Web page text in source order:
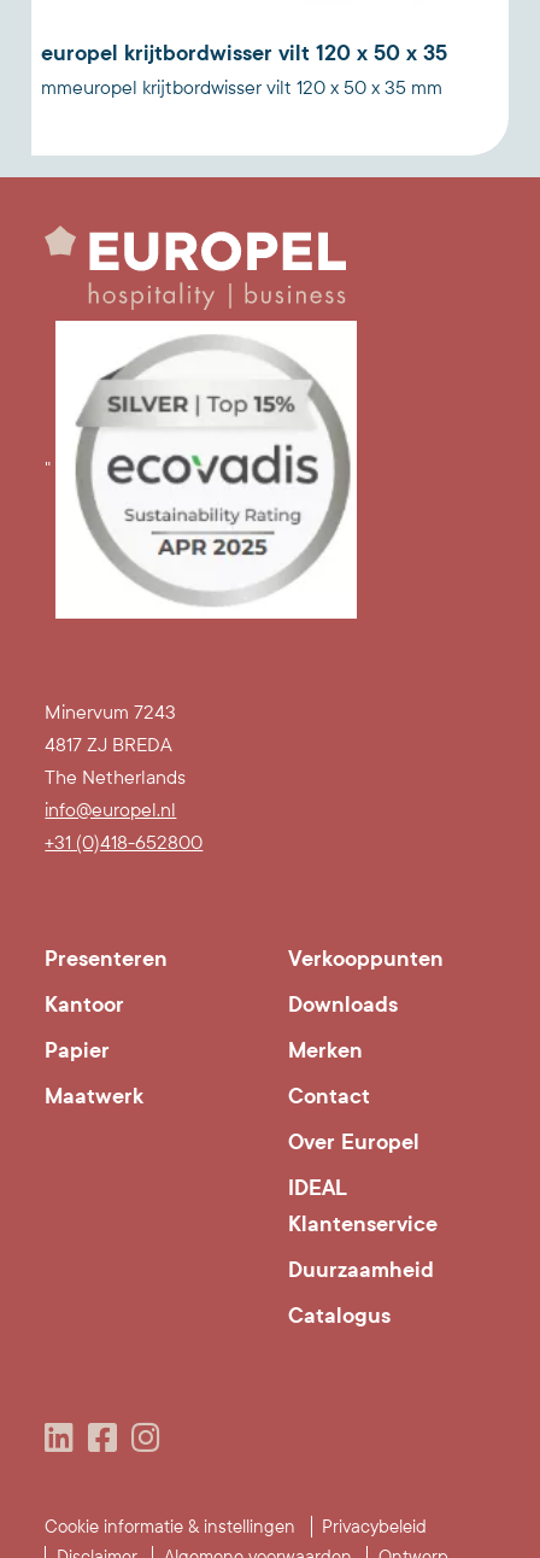
europel krijtbordwisser vilt 120 x 50 x 35
mmeuropel krijtbordwisser vilt 120 x 50 x 35 mm
"
Minervum 7243
4817 ZJ BREDA
The Netherlands
info@europel.nl
+31 (0)418-652800
Presenteren
Kantoor
Papier
Maatwerk
Verkooppunten
Downloads
Merken
Contact
Over Europel
IDEAL
Klantenservice
Duurzaamheid
Catalogus
Cookie informatie & instellingen
Privacybeleid